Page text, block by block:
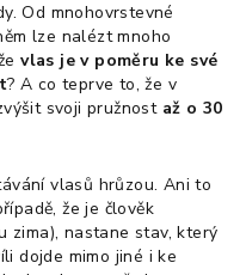
Od mnohovrstevné
lze nalézt mnoho
vlas je v poměru ke své
? A co teprve to, že v
svoji pružnost až o 30
vlasů hrůzou. Ani to
že je člověk
zima), nastane stav, který
dojde mimo jiné i ke